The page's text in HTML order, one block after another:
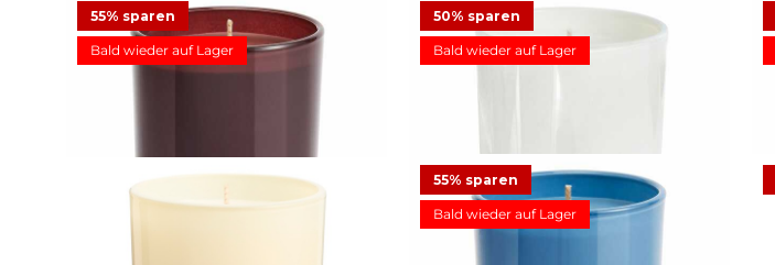
55% sparen
Bald wieder auf Lager
Duftwachsglas Escential Mulberry
11,23 €
Angebot
50% sparen
Bald wieder auf Lager
Duftwachsglas Escential
Iced Snowberries™
12,48 € 24,95 €
Duftwachsglas Escential Sun-Kissed
55% sparen
Bald wieder auf Lager